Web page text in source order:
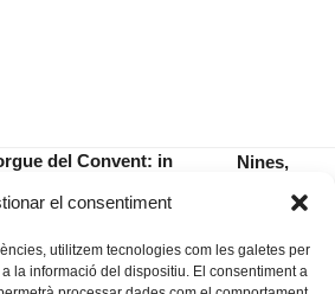
el consentiment
utilitzem tecnologies com les galetes per
la informació del dispositiu. El consentiment a
del Convent: in
Nines,